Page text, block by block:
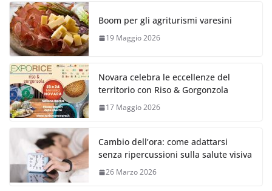
Boom per gli agriturismi varesini
19 Maggio 2026
Novara celebra le eccellenze del
territorio con Riso & Gorgonzola
17 Maggio 2026
Cambio dell’ora: come adattarsi
senza ripercussioni sulla salute visiva
26 Marzo 2026